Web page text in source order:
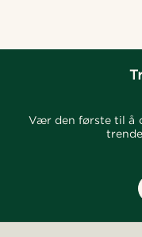
Vær den første til å